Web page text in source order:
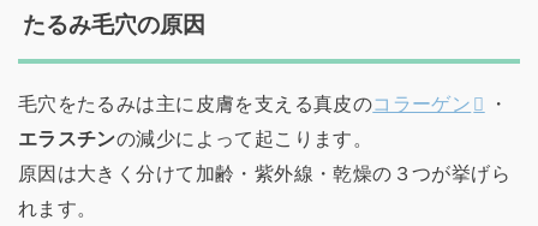
たるみ毛穴の原因
毛穴をたるみは主に皮膚を支える真皮のコラーゲン
・
エラスチンの減少によって起こります。
原因は大きく分けて加齢・紫外線・乾燥の３つが挙げら
れます。